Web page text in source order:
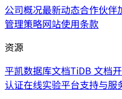
公司概况最新动态合作伙伴
管理策略网站使用条款
资源
平凯数据库文档TiDB 文档
认证在线实验平台支持与服